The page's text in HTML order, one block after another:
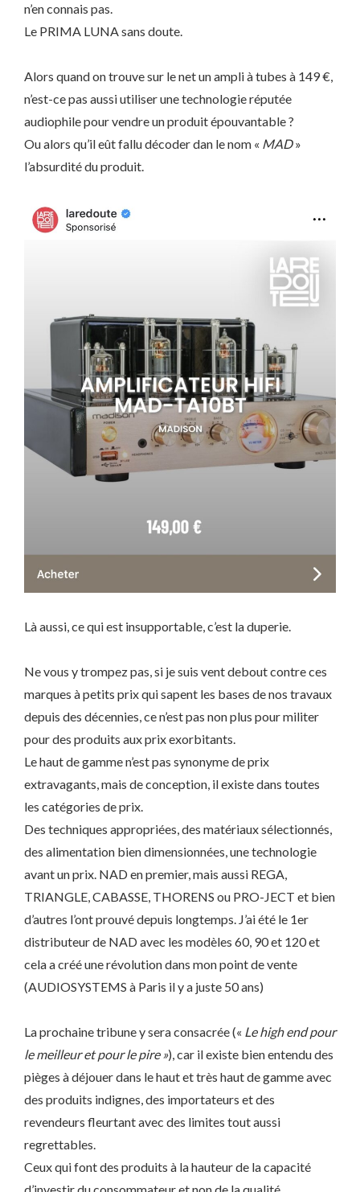
n’en connais pas.
Le PRIMA LUNA sans doute.
Alors quand on trouve sur le net un ampli à tubes à 149 €,
n’est-ce pas aussi utiliser une technologie réputée
audiophile pour vendre un produit épouvantable ?
Ou alors qu’il eût fallu décoder dan le nom « MAD»
l’absurdité du produit.
Là aussi, ce qui est insupportable, c’est la duperie.
Ne vous y trompez pas, si je suis vent debout contre ces
marques à petits prix qui sapent les bases de nos travaux
depuis des décennies, ce n’est pas non plus pour militer
pour des produits aux prix exorbitants.
Le haut de gamme n’est pas synonyme de prix
extravagants, mais de conception, il existe dans toutes
les catégories de prix.
Des techniques appropriées, des matériaux sélectionnés,
des alimentation bien dimensionnées, une technologie
avant un prix. NAD en premier, mais aussi REGA,
TRIANGLE, CABASSE, THORENS ou PRO-JECT et bien
d’autres l’ont prouvé depuis longtemps. J’ai été le 1er
distributeur de NAD avec les modèles 60, 90 et 120 et
cela a créé une révolution dans mon point de vente
(AUDIOSYSTEMS à Paris il y a juste 50 ans)
La prochaine tribune y sera consacrée (« Le high end pour
le meilleur et pour le pire »), car il existe bien entendu des
pièges à déjouer dans le haut et très haut de gamme avec
des produits indignes, des importateurs et des
revendeurs fleurtant avec des limites tout aussi
regrettables.
Ceux qui font des produits à la hauteur de la capacité